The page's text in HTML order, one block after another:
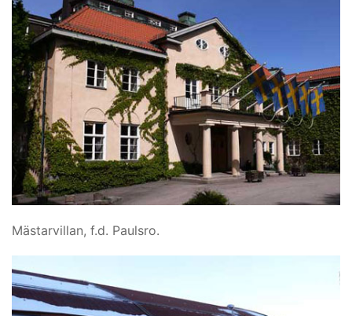
Mästarvillan, f.d. Paulsro.